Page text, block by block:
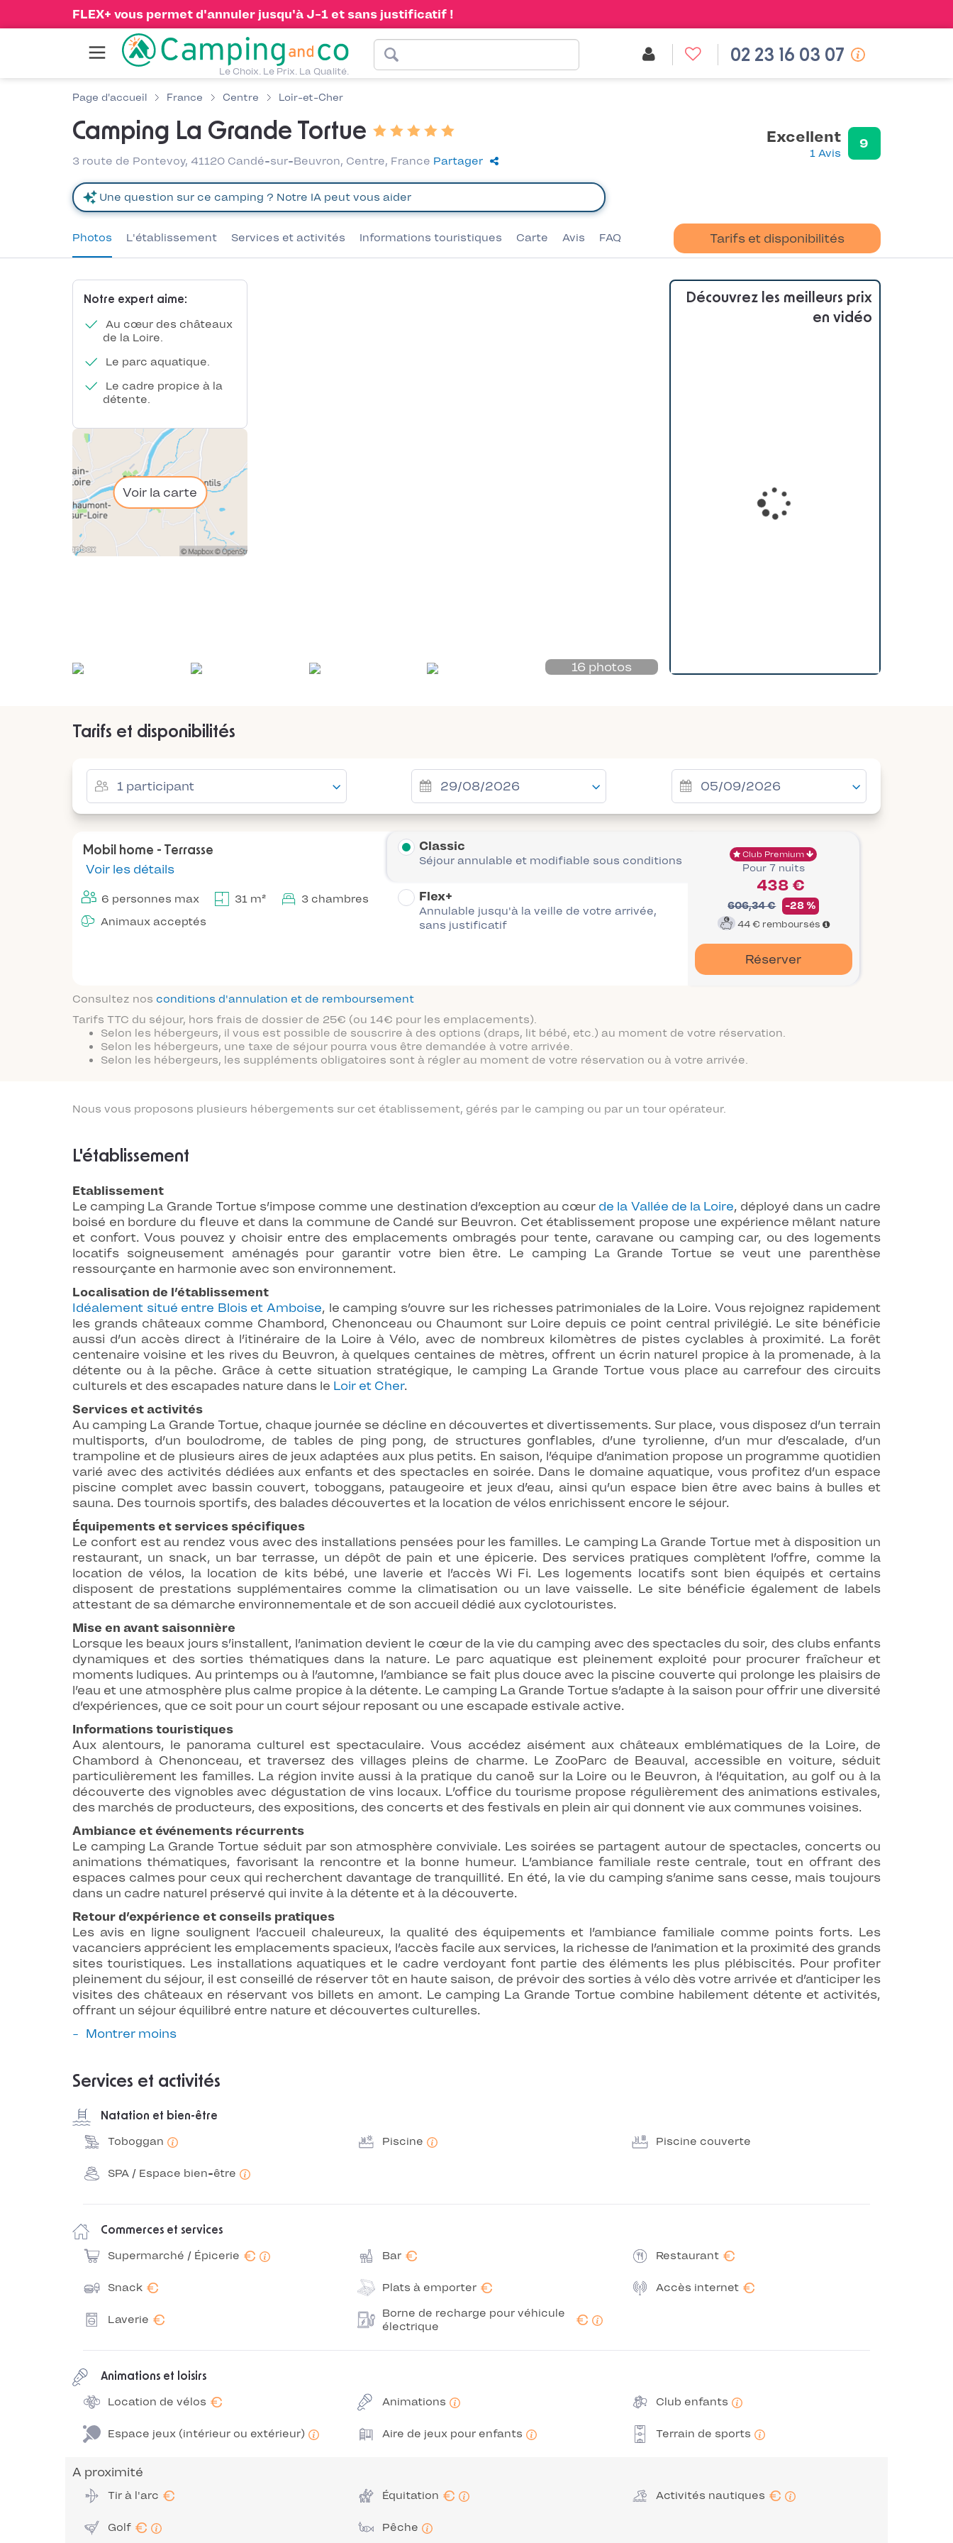
FLEX+ vous permet d'annuler jusqu'à J-1 et sans justificatif !
Le Choix. Le Prix. La Qualité.
02 23 16 03 07
Page d'accueil France Centre Loir-et-Cher
Camping La Grande Tortue
3 route de Pontevoy, 41120 Candé-sur-Beuvron, Centre, France Partager
Excellent
1 Avis
9
Photos L'établissement Services et activités Informations touristiques Carte Avis FAQ Tarifs et disponibilités
Notre expert aime:
Au cœur des châteaux
de la Loire.
Le parc aquatique.
Le cadre propice à la
détente.
Voir la carte
16 photos
Découvrez les meilleurs prix
en vidéo
Tarifs et disponibilités
Mobil home - Terrasse
Voir les détails
6 personnes max 31 m²
3 chambres
Animaux acceptés
Classic
Séjour annulable et modifiable sous conditions
Flex+
Annulable jusqu'à la veille de votre arrivée,
sans justificatif
Club Premium
Pour 7 nuits
438 €
606,34 € -28 %
44 € remboursés
Réserver
Consultez nos conditions d'annulation et de remboursement
Tarifs TTC du séjour, hors frais de dossier de 25€ (ou 14€ pour les emplacements).
Selon les hébergeurs, il vous est possible de souscrire à des options (draps, lit bébé, etc.) au moment de votre réservation.
Selon les hébergeurs, une taxe de séjour pourra vous être demandée à votre arrivée.
Selon les hébergeurs, les suppléments obligatoires sont à régler au moment de votre réservation ou à votre arrivée.
Nous vous proposons plusieurs hébergements sur cet établissement, gérés par le camping ou par un tour opérateur.
L'établissement
Etablissement
Le camping La Grande Tortue s’impose comme une destination d’exception au cœur de la Vallée de la Loire, déployé dans un cadre
boisé en bordure du fleuve et dans la commune de Candé sur Beuvron. Cet établissement propose une expérience mêlant nature
et confort. Vous pouvez y choisir entre des emplacements ombragés pour tente, caravane ou camping car, ou des logements
locatifs soigneusement aménagés pour garantir votre bien être. Le camping La Grande Tortue se veut une parenthèse
ressourçante en harmonie avec son environnement.
Localisation de l’établissement
Idéalement situé entre Blois et Amboise, le camping s’ouvre sur les richesses patrimoniales de la Loire. Vous rejoignez rapidement
les grands châteaux comme Chambord, Chenonceau ou Chaumont sur Loire depuis ce point central privilégié. Le site bénéficie
aussi d’un accès direct à l’itinéraire de la Loire à Vélo, avec de nombreux kilomètres de pistes cyclables à proximité. La forêt
centenaire voisine et les rives du Beuvron, à quelques centaines de mètres, offrent un écrin naturel propice à la promenade, à la
détente ou à la pêche. Grâce à cette situation stratégique, le camping La Grande Tortue vous place au carrefour des circuits
culturels et des escapades nature dans le Loir et Cher.
Services et activités
Au camping La Grande Tortue, chaque journée se décline en découvertes et divertissements. Sur place, vous disposez d’un terrain
multisports, d’un boulodrome, de tables de ping pong, de structures gonflables, d’une tyrolienne, d’un mur d’escalade, d’un
trampoline et de plusieurs aires de jeux adaptées aux plus petits. En saison, l’équipe d’animation propose un programme quotidien
varié avec des activités dédiées aux enfants et des spectacles en soirée. Dans le domaine aquatique, vous profitez d’un espace
piscine complet avec bassin couvert, toboggans, pataugeoire et jeux d’eau, ainsi qu’un espace bien être avec bains à bulles et
sauna. Des tournois sportifs, des balades découvertes et la location de vélos enrichissent encore le séjour.
Équipements et services spécifiques
Le confort est au rendez vous avec des installations pensées pour les familles. Le camping La Grande Tortue met à disposition un
restaurant, un snack, un bar terrasse, un dépôt de pain et une épicerie. Des services pratiques complètent l’offre, comme la
location de vélos, la location de kits bébé, une laverie et l’accès Wi Fi. Les logements locatifs sont bien équipés et certains
disposent de prestations supplémentaires comme la climatisation ou un lave vaisselle. Le site bénéficie également de labels
attestant de sa démarche environnementale et de son accueil dédié aux cyclotouristes.
Mise en avant saisonnière
Lorsque les beaux jours s’installent, l’animation devient le cœur de la vie du camping avec des spectacles du soir, des clubs enfants
dynamiques et des sorties thématiques dans la nature. Le parc aquatique est pleinement exploité pour procurer fraîcheur et
moments ludiques. Au printemps ou à l’automne, l’ambiance se fait plus douce avec la piscine couverte qui prolonge les plaisirs de
l’eau et une atmosphère plus calme propice à la détente. Le camping La Grande Tortue s’adapte à la saison pour offrir une diversité
d’expériences, que ce soit pour un court séjour reposant ou une escapade estivale active.
Informations touristiques
Aux alentours, le panorama culturel est spectaculaire. Vous accédez aisément aux châteaux emblématiques de la Loire, de
Chambord à Chenonceau, et traversez des villages pleins de charme. Le ZooParc de Beauval, accessible en voiture, séduit
particulièrement les familles. La région invite aussi à la pratique du canoë sur la Loire ou le Beuvron, à l’équitation, au golf ou à la
découverte des vignobles avec dégustation de vins locaux. L’office du tourisme propose régulièrement des animations estivales,
des marchés de producteurs, des expositions, des concerts et des festivals en plein air qui donnent vie aux communes voisines.
Ambiance et événements récurrents
Le camping La Grande Tortue séduit par son atmosphère conviviale. Les soirées se partagent autour de spectacles, concerts ou
animations thématiques, favorisant la rencontre et la bonne humeur. L’ambiance familiale reste centrale, tout en offrant des
espaces calmes pour ceux qui recherchent davantage de tranquillité. En été, la vie du camping s’anime sans cesse, mais toujours
dans un cadre naturel préservé qui invite à la détente et à la découverte.
Retour d’expérience et conseils pratiques
Les avis en ligne soulignent l’accueil chaleureux, la qualité des équipements et l’ambiance familiale comme points forts. Les
vacanciers apprécient les emplacements spacieux, l’accès facile aux services, la richesse de l’animation et la proximité des grands
sites touristiques. Les installations aquatiques et le cadre verdoyant font partie des éléments les plus plébiscités. Pour profiter
pleinement du séjour, il est conseillé de réserver tôt en haute saison, de prévoir des sorties à vélo dès votre arrivée et d’anticiper les
visites des châteaux en réservant vos billets en amont. Le camping La Grande Tortue combine habilement détente et activités,
offrant un séjour équilibré entre nature et découvertes culturelles.
Montrer moins
Services et activités
Natation et bien-être
Toboggan Piscine Piscine couverte
SPA / Espace bien-être
Commerces et services
Supermarché / Épicerie € Bar € Restaurant €
Snack € Plats à emporter € Accès internet €
Laverie €
Borne de recharge pour véhicule
électrique
€
Animations et loisirs
Location de vélos € Animations Club enfants
Espace jeux (intérieur ou extérieur) Aire de jeux pour enfants Terrain de sports
A proximité
Tir à l'arc € Équitation € Activités nautiques €
Golf € Pêche